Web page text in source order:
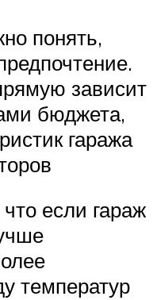
понять,
зависит
бюджета,
гаража
если гараж
температур